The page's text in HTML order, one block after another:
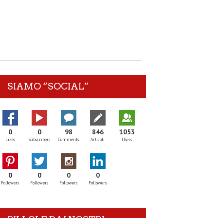
SIAMO “SOCIAL”
0
Likes
0
Subscribers
98
Comments
846
Articoli
1053
Users
0
Followers
0
Followers
0
Followers
0
Followers